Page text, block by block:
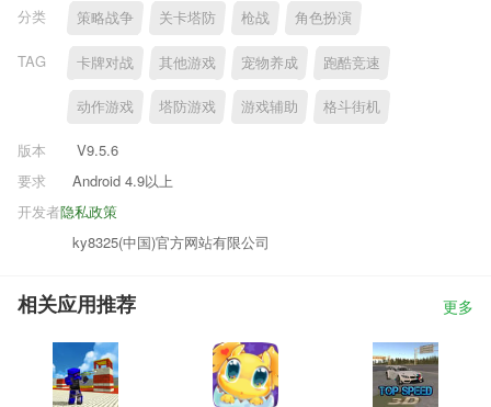
分类
策略战争 关卡塔防 枪战 角色扮演
TAG 卡牌对战 其他游戏 宠物养成 跑酷竞速
动作游戏 塔防游戏 游戏辅助 格斗街机
版本
V9.5.6
要求
Android 4.9以上
隐私政策
开发者
ky8325(中国)官方网站有限公司
相关应用推荐 更多